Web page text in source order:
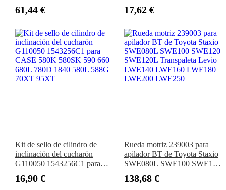
elevadora
61,44 € 17,62 €
Kit de sello de cilindro de
inclinación del cucharón
G110050 1543256C1 para
680L 780D 1840 580L 588G
16,90 €
Rueda motriz 239003 para
apilador BT de Toyota Staxio
SWE080L SWE100 SWE120
LWE140 LWE160 LWE180
138,68 €